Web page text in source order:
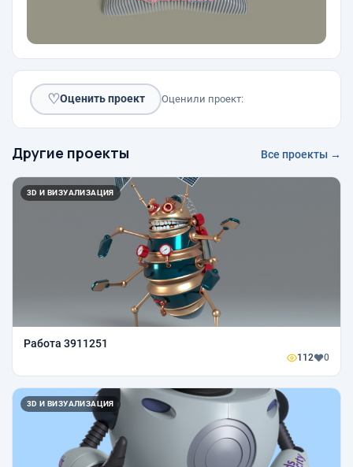
♡Оценить проект Оценили проект:
Другие проекты Все проекты →
3D И ВИЗУАЛИЗАЦИЯ
Работа 3911251
112 0
3D И ВИЗУАЛИЗАЦИЯ